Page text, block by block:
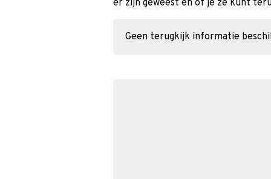
er zijn geweest en of je ze kunt
Geen terugkijk informatie